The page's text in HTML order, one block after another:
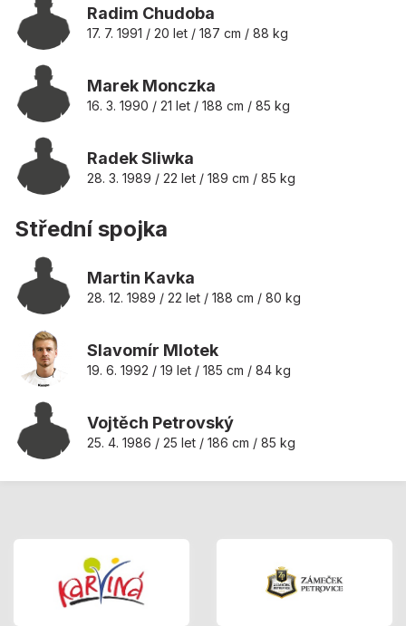
Radim Chudoba
17. 7. 1991 / 20 let / 187 cm / 88 kg
Marek Monczka
16. 3. 1990 / 21 let / 188 cm / 85 kg
Radek Sliwka
28. 3. 1989 / 22 let / 189 cm / 85 kg
Střední spojka
Martin Kavka
28. 12. 1989 / 22 let / 188 cm / 80 kg
Slavomír Mlotek
19. 6. 1992 / 19 let / 185 cm / 84 kg
Vojtěch Petrovský
25. 4. 1986 / 25 let / 186 cm / 85 kg